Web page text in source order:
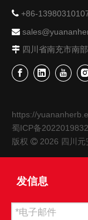
 +86-

 四川省南充市南
https://
蜀ICP备
版权  2026 四川
发信息